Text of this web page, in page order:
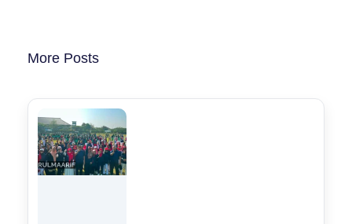
More Posts